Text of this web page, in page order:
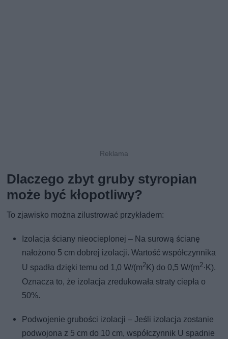
Dlaczego zbyt gruby styropian
może być kłopotliwy?
To zjawisko można zilustrować przykładem:
Izolacja ściany nieocieplonej – Na surową ścianę
nałożono 5 cm dobrej izolacji. Wartość współczynnika
U spadła dzięki temu od 1,0 W/(m2 K) do 0,5 W/(m2·K).
Oznacza to, że izolacja zredukowała straty ciepła o
50%.
Podwojenie grubości izolacji – Jeśli izolacja zostanie
podwojona z 5 cm do 10 cm, współczynnik U spadnie